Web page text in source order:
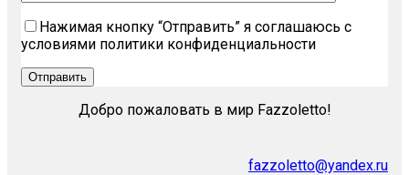
Нажимая кнопку “Отправить” я соглашаюсь с
условиями политики конфиденциальности
Добро пожаловать в мир Fazzoletto!
fazzoletto@yandex.ru